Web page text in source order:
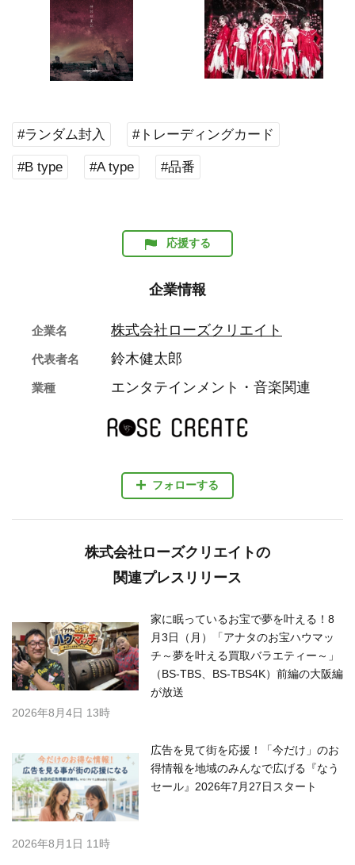
#ランダム封入 #トレーディングカード
#B type #A type #品番
応援する
企業情報
フォローする
企業名 株式会社ローズクリエイト
代表者名 鈴木健太郎
業種 エンタテインメント・音楽関連
株式会社ローズクリエイトの
関連プレスリリース
家に眠っているお宝で夢を叶える！8
月3日（月）「アナタのお宝ハウマッ
チ～夢を叶える買取バラエティー～」
（BS-TBS、BS-TBS4K）前編の大阪編
が放送
2026年8月4日 13時
広告を見て街を応援！「今だけ」のお
得情報を地域のみんなで広げる『なう
セール』2026年7月27日スタート
2026年8月1日 11時